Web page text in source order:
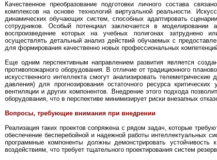
Качественное преобразование подготовки личного состава
комплексов на основе технологий виртуальной реальности.
динамических обучающих систем, способных адаптировать
сотрудников. Особый потенциал заключается в
воспроизведение которых на учебных полигонах затруднено
осуществлять детальный анализ действий обучаемых с
для формирования качественно новых профессиональных
Еще одним перспективным направлением развития является
противопожарного оборудования. В отличие от традиционного
искусственного интеллекта смогут анализировать
давления) для прогнозирования остаточного ресурса
вентиляции и других компонентов. Внедрение этого подхода
оборудования, что в перспективе минимизирует риски внезапных
Вопросы, требующие внимания при внедрении
Реализация таких проектов сопряжена с рядом задач, которые
обеспечение бесперебойной и надежной работы интеллектуальных
программные компоненты должны демонстрировать
воздействиям, что требует тщательного проектирования систем